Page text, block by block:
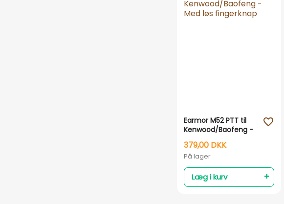
Earmor M52 PTT til
Kenwood/Baofeng -
Med løs fingerknap
379,00 DKK
På lager
Læg i kurv
favorite_outline